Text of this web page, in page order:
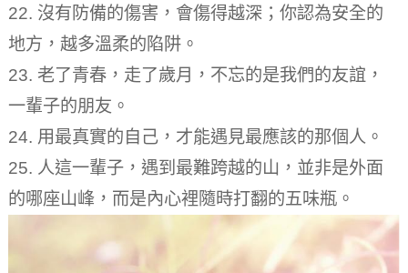
22. 沒有防備的傷害，會傷得越深；你認為安全的
地方，越多溫柔的陷阱。
23. 老了青春，走了歲月，不忘的是我們的友誼，
一輩子的朋友。
24. 用最真實的自己，才能遇見最應該的那個人。
25. 人這一輩子，遇到最難跨越的山，並非是外面
的哪座山峰，而是內心裡隨時打翻的五味瓶。